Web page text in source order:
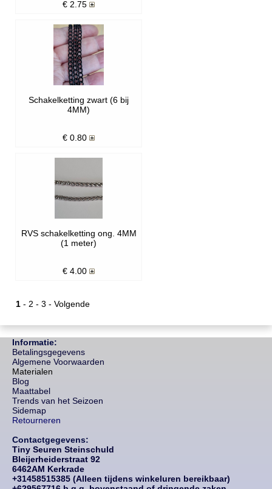
€ 2.75
Schakelketting zwart (6 bij
4MM)
€ 0.80
RVS schakelketting ong. 4MM
(1 meter)
€ 4.00
1 - 2 - 3 - Volgende
Informatie:
Betalingsgegevens
Algemene Voorwaarden
Materialen
Blog
Maattabel
Trends van het Seizoen
Sidemap
Retourneren
Contactgegevens:
Tiny Seuren Steinschuld
Bleijerheiderstraat 92
6462AM Kerkrade
+31458515385 (Alleen tijdens winkeluren bereikbaar)